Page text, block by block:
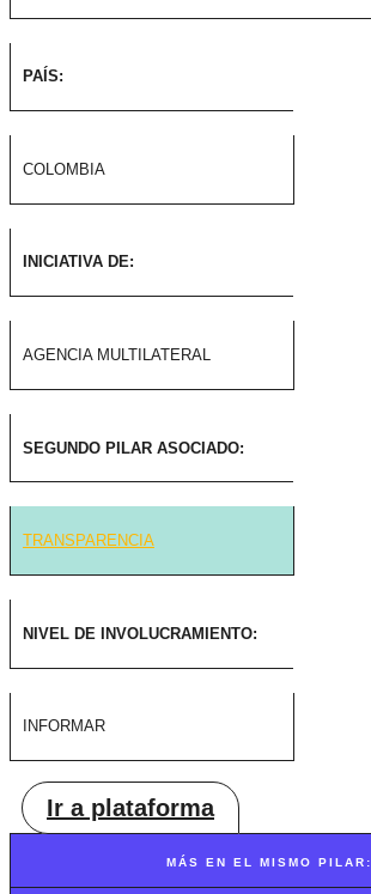
PAÍS:
COLOMBIA
INICIATIVA DE:
AGENCIA MULTILATERAL
SEGUNDO PILAR ASOCIADO:
TRANSPARENCIA
NIVEL DE INVOLUCRAMIENTO:
INFORMAR
Ir a plataforma
MÁS EN EL MISMO PILAR: